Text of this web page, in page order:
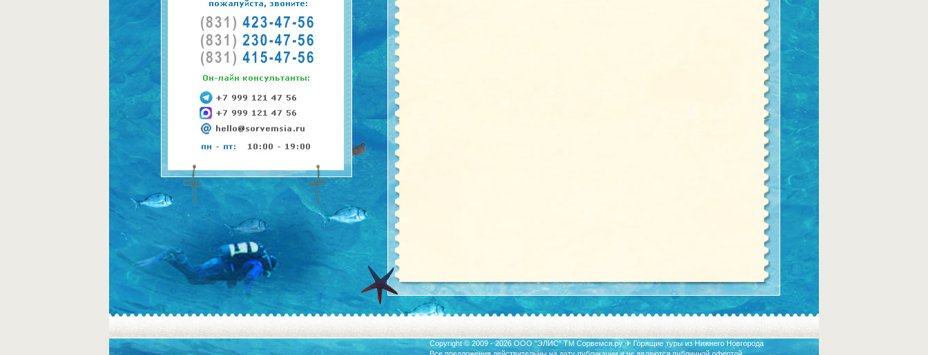
Copyright © 2009 - 2026 ООО "ЭЛИС" ТМ Сорвемся.ру ✈ Горящие туры из Нижнего Новгорода